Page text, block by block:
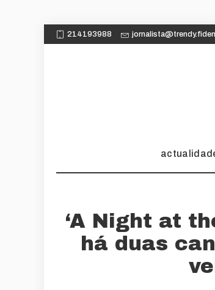
214193988
‘A Night at
há duas